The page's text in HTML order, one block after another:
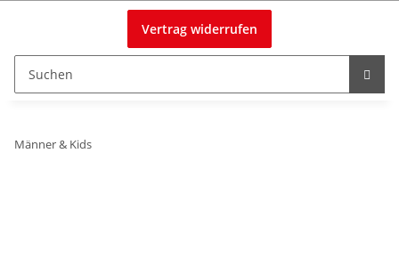
Vertrag widerrufen
Männer & Kids